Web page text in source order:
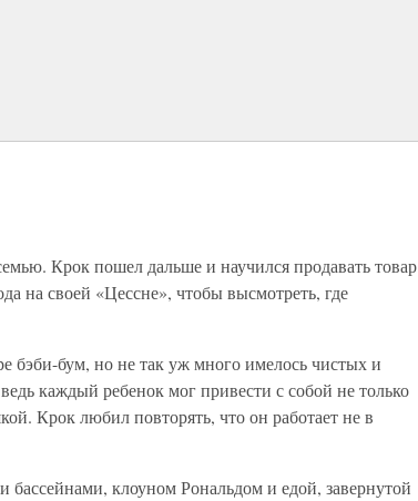
Крок пошел дальше и научился продавать товар
на своей «Цессне», чтобы высмотреть, где
бэби-бум, но не так уж много имелось чистых и
каждый ребенок мог привести с собой не только
Крок любил повторять, что он работает не в
клоуном Рональдом и едой, завернутой